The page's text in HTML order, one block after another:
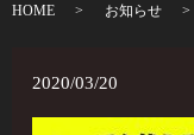
HOME お知らせ
2020/03/20